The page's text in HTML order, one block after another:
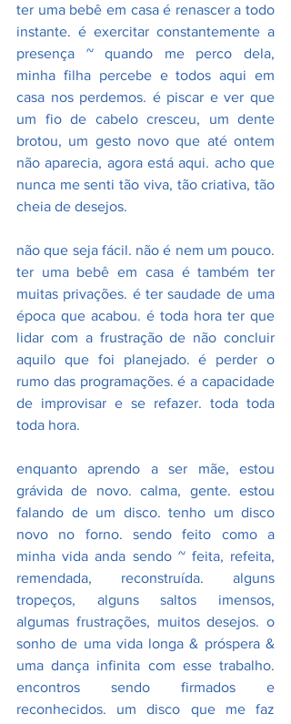
ter uma bebê em casa é renascer a todo
instante. é exercitar constantemente a
presença ~ quando me perco dela,
minha filha percebe e todos aqui em
casa nos perdemos. é piscar e ver que
um fio de cabelo cresceu, um dente
brotou, um gesto novo que até ontem
não aparecia, agora está aqui. acho que
nunca me senti tão viva, tão criativa, tão
cheia de desejos.
não que seja fácil. não é nem um pouco.
ter uma bebê em casa é também ter
muitas privações. é ter saudade de uma
época que acabou. é toda hora ter que
lidar com a frustração de não concluir
aquilo que foi planejado. é perder o
rumo das programações. é a capacidade
de improvisar e se refazer. toda toda
toda hora.
enquanto aprendo a ser mãe, estou
grávida de novo. calma, gente. estou
falando de um disco. tenho um disco
novo no forno. sendo feito como a
minha vida anda sendo ~ feita, refeita,
remendada, reconstruída. alguns
tropeços, alguns saltos imensos,
algumas frustrações, muitos desejos. o
sonho de uma vida longa & próspera &
uma dança infinita com esse trabalho.
encontros sendo firmados e
reconhecidos. um disco que me faz